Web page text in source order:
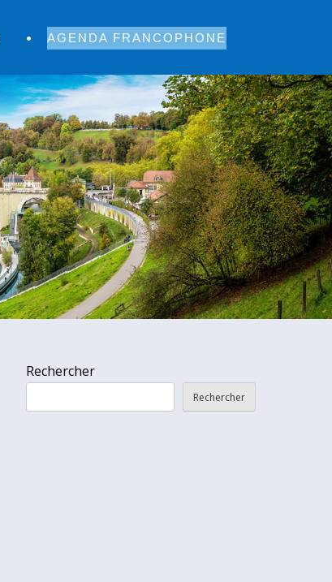
AGENDA FRANCOPHONE
Rechercher
Rechercher